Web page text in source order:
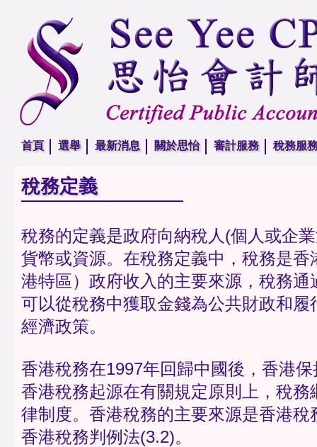
首頁 選舉 最新消息 關於思怡 審計服務 稅務服
稅務定義
稅務的定義是政府向納稅人(個人或企
貨幣或資源。在稅務定義中，稅務是香
港特區）政府收入的主要來源，稅務通
可以從稅務中獲取金錢為公共財政和履
經濟政策。
香港稅務在1997年回歸中國後，香港保
香港稅務起源在有關規定原則上，稅務
律制度。香港稅務的主要來源是香港稅
香港稅務判例法(3.2)。